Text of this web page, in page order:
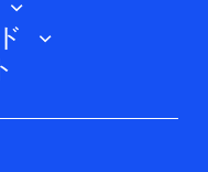
ス